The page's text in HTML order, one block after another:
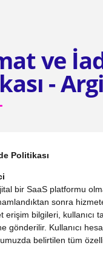
ve
-
Politikası
bir SaaS platformu
sonra
erişim bilgileri, kullanıcı
gönderilir. Kullanıcı
belirtilen tüm